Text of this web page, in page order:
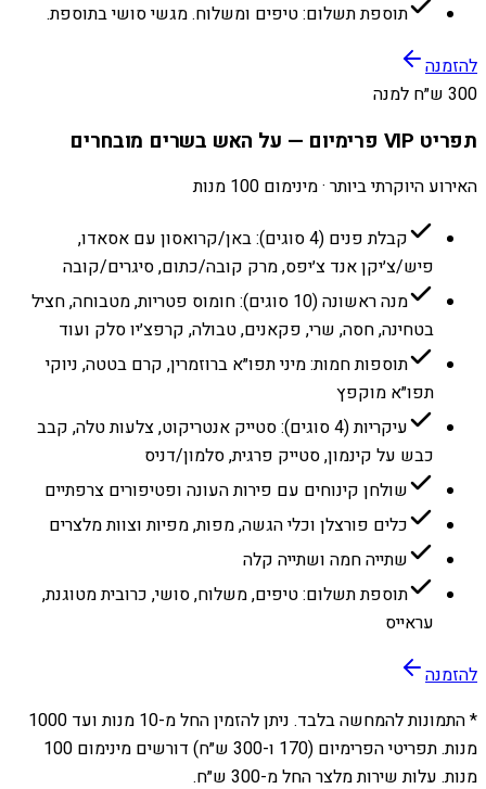
תוספת תשלום: טיפים ומשלוח. מגשי סושי בתוספת.
להזמנה
300 ש״ח למנה
תפריט VIP פרימיום — על האש בשרים מובחרים
האירוע היוקרתי ביותר · מינימום 100 מנות
קבלת פנים (4 סוגים): באן/קרואסון עם אסאדו,
פיש/צ׳יקן אנד צ׳יפס, מרק קובה/כתום, סיגרים/קובה
מנה ראשונה (10 סוגים): חומוס פטריות, מטבוחה, חציל
בטחינה, חסה, שרי, פקאנים, טבולה, קרפצ׳יו סלק ועוד
תוספות חמות: מיני תפו״א ברוזמרין, קרם בטטה, ניוקי
תפו״א מוקפץ
עיקריות (4 סוגים): סטייק אנטריקוט, צלעות טלה, קבב
כבש על קינמון, סטייק פרגית, סלמון/דניס
שולחן קינוחים עם פירות העונה ופטיפורים צרפתיים
כלים פורצלן וכלי הגשה, מפות, מפיות וצוות מלצרים
שתייה חמה ושתייה קלה
תוספת תשלום: טיפים, משלוח, סושי, כרובית מטוגנת,
עראייס
להזמנה
* התמונות להמחשה בלבד. ניתן להזמין החל מ-10 מנות ועד 1000
מנות. תפריטי הפרימיום (170 ו-300 ש״ח) דורשים מינימום 100
מנות. עלות שירות מלצר החל מ-300 ש״ח.